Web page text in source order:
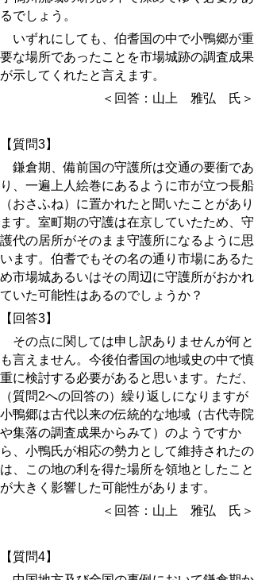
るでしょう。
いずれにしても、伯耆国の中で小鴨郷が重
要な場所であったことを市場城跡の調査成果
が示してくれたと言えます。
＜回答：山上 雅弘 氏＞
【質問3】
鎌倉期、備前国の守護所は交通の要衝であ
り、一遍上人絵巻にあるように市が立つ長船
（おさふね）に置かれたと聞いたことがあり
ます。 室町期の守護は在京していたため、守
護代の居所がそのまま守護所になるように思
います。伯耆でもその名の通り市場にあるた
め市場城あるいはその周辺に守護所がおかれ
ていた可能性はあるのでしょうか？
【回答3】
その点に関しては申し訳ありませんが何と
も言えません。今後伯耆国の地域史の中で慎
重に検討する必要があると思います。ただ、
（質問2への回答の）繰り返しになりますが
小鴨郷は古代以来の伝統的な地域（古代寺院
や集落の調査成果からみて）のようですか
ら、小鴨氏が相応の勢力として維持されたの
は、この地の利を得た場所を領地としたこと
が大きく影響した可能性があります。
＜回答：山上 雅弘 氏＞
【質問4】